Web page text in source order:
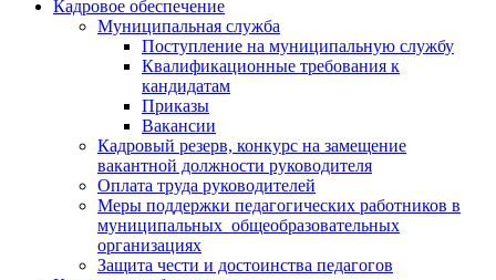
Кадровое обеспечение
Муниципальная служба
Поступление на муниципальную службу
Квалификационные требования к
кандидатам
Приказы
Вакансии
Кадровый резерв, конкурс на замещение
вакантной должности руководителя
Оплата труда руководителей
Меры поддержки педагогических работников в
муниципальных общеобразовательных
организациях
Защита чести и достоинства педагогов